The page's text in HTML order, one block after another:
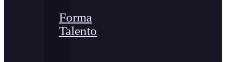
Forma
Talento